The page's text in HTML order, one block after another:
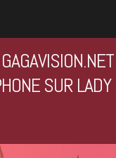
SUR LADY